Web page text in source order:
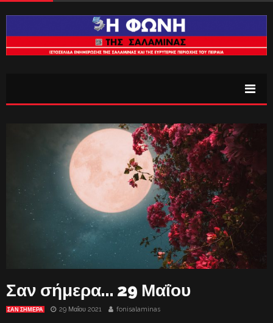
Σαν σήμερα… 29 Μαΐου
ΣΑΝ ΣΉΜΕΡΑ 29 Μαΐου 2021 fonisalaminas